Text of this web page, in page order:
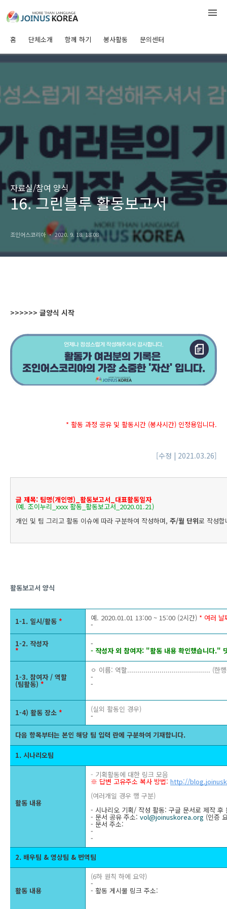
홈 단체소개 함께 하기 봉사활동 문의센터
자료실/참여 양식
16. 그린블루 활동보고서
조인어스코리아 2020. 9. 18. 18:08
>>>>>> 글양식 시작
* 활동 과정 공유 및 활동시간 (봉사시간) 인정용입니다.
[수정 | 2021.03.26]
글 제목: 팀명(개인명)_활동보고서_대표활동일자
(예. 조이누리_xxxx 활동_활동보고서_2020.01.21)
개인 및 팀 그리고 활동 이슈에 따라 구분하여 작성하며, 주/월 단위로 작성합
활동보고서 양식
1-1. 일시/활동 * 예. 2020.01.01 13:00 ~ 15:00 (2시간) * 여러 날
-
1-2. 작성자
*
-
- 작성자 외 참여자: "활동 내용 확인했습니다."
1-3. 참여자 / 역할
(팀활동) *
ㅇ 이름: 역할......................................... (한
-
-
1-4) 활동 장소 * (실외 활동인 경우)
-
다음 항목부터는 본인 해당 팀 입력 란에 구분하여 기재합니다.
1. 시나리오팀
활동 내용
- 기획활동에 대한 링크 모음
※ 답변 고유주소 복사 방법: http://
(여러개일 경우 행 구분)
- 시나리오 기획/ 작성 활동: 구글 문서로 제작
- 문서 공유 주소: vol@joinuskorea.org (인증
- 문서 주소:
-
-
2. 배우팀 & 영상팀 & 번역팀
활동 내용
(6하 원칙 하에 요약)
-
- 활동 게시물 링크 주소: